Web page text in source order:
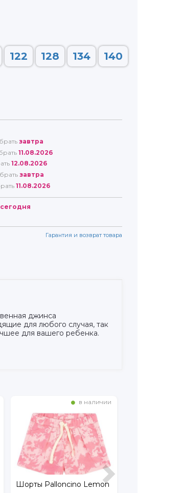
122 128 134 140
завтра
11.08.2026
12.08.2026
завтра
11.08.2026
сегодня
Гарантия и возврат товара
джинса
для любого случая, так
для вашего ребенка.
в наличии
Шорты Crockid